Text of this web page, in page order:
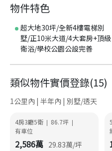
物件特色
超大地30坪/全新4樓電梯別
墅/正10米大道/4大套房+頂級
衛浴/學校公園公設完善
類似物件實價登錄(15)
1公里內 | 半年內 | 別墅/透天
4房3廳5衛 | 86.7坪 |
有車位
2,586萬 29.83萬/坪